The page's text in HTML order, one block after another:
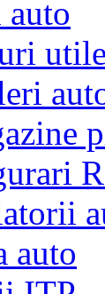
utile
auto